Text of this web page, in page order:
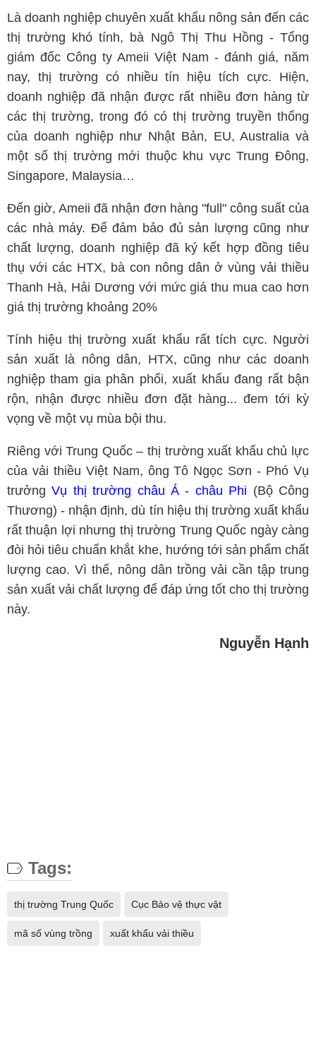
Là doanh nghiệp chuyên xuất khẩu nông sản đến các
thị trường khó tính, bà Ngô Thị Thu Hồng - Tổng
giám đốc Công ty Ameii Việt Nam - đánh giá, năm
nay, thị trường có nhiều tín hiệu tích cực. Hiện,
doanh nghiệp đã nhận được rất nhiều đơn hàng từ
các thị trường, trong đó có thị trường truyền thống
của doanh nghiệp như Nhật Bản, EU, Australia và
một số thị trường mới thuộc khu vực Trung Đông,
Singapore, Malaysia…
Đến giờ, Ameii đã nhận đơn hàng "full" công suất của
các nhà máy. Để đảm bảo đủ sản lượng cũng như
chất lượng, doanh nghiệp đã ký kết hợp đồng tiêu
thụ với các HTX, bà con nông dân ở vùng vải thiều
Thanh Hà, Hải Dương với mức giá thu mua cao hơn
giá thị trường khoảng 20%
Tính hiệu thị trường xuất khẩu rất tích cực. Người
sản xuất là nông dân, HTX, cũng như các doanh
nghiệp tham gia phân phối, xuất khẩu đang rất bận
rộn, nhận được nhiều đơn đặt hàng... đem tới kỳ
vọng về một vụ mùa bội thu.
Riêng với Trung Quốc – thị trường xuất khẩu chủ lực
của vải thiều Việt Nam, ông Tô Ngọc Sơn - Phó Vụ
trưởngVụ thị trường châu Á - châu Phi (Bộ Công
Thương) - nhận định, dù tín hiệu thị trường xuất khẩu
rất thuận lợi nhưng thị trường Trung Quốc ngày càng
đòi hỏi tiêu chuẩn khắt khe, hướng tới sản phẩm chất
lượng cao. Vì thế, nông dân trồng vải cần tập trung
sản xuất vải chất lượng để đáp ứng tốt cho thị trường
này.
Nguyễn Hạnh
Tags:
thị trường Trung Quốc Cục Bảo vệ thực vật
mã số vùng trồng xuất khẩu vải thiều